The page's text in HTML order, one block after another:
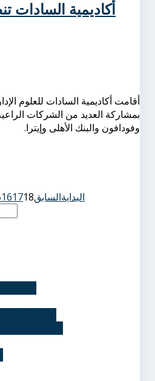
أكاديمية السادات
أقامت أكاديمية السادات للعلوم
بمشاركة العديد من الشركات
وفودافون والبنك الأهلى وإيترا.
البدايةالسابق 161718